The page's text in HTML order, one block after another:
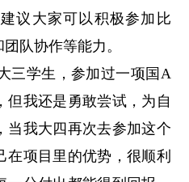
议大家可以积极参加比
队协作等能力。
三学生，参加过一项国A
但我还是勇敢尝试，为自
当我大四再次去参加这个
在项目里的优势，很顺利